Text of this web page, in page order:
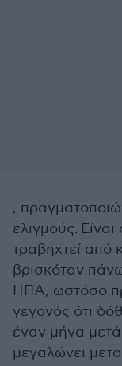
,
ελιγμούς.
τραβηχτεί από
βρισκόταν
ΗΠΑ, ωστόσο
γεγονός ότι
έναν μήνα
μεγαλώνει